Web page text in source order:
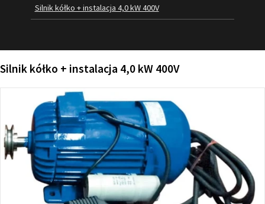
KATALOGI
SILNIKI ELEKTRYCZNE
KONTAKT
Silnik kółko + instalacja 4,0 kW 400V
Silnik kółko + instalacja 4,0 kW 400V